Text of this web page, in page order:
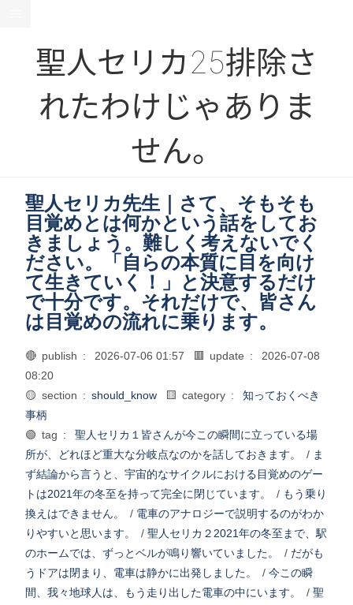
聖人セリカ25排除さ
れたわけじゃありま
せん。
聖人セリカ先生｜さて、そもそも
目覚めとは何かという話をしてお
きましょう。難しく考えないでく
ださい。「自らの本質に目を向け
て生きていく！」と決意するだけ
で十分です。それだけで、皆さん
は目覚めの流れに乗ります。
🔴 publish : 2026-07-06 01:57 🟥 update :
2026-07-08
08:20
🟡 section : should_know 🟨 category :
知っておくべき
事柄
🟢 tag :
聖人セリカ１皆さんが今この瞬間に立っている場
所が、どれほど重大な分岐点なのかを話しておきます。
/ ま
ず結論から言うと、宇宙的なサイクルにおける目覚めのゲー
トは2021年の冬至を持って完全に閉じています。
/ もう乗り
換えはできません。
/ 電車のアナロジーで説明するのがわか
りやすいと思います。
/ 聖人セリカ２2021年の冬至まで、駅
のホームでは、ずっとベルが鳴り響いていました。
/ だがも
うドアは閉まり、電車は静かに出発しました。
/ 今この瞬
間、我々地球人は、もう走り出した電車の中にいます。
/ 聖